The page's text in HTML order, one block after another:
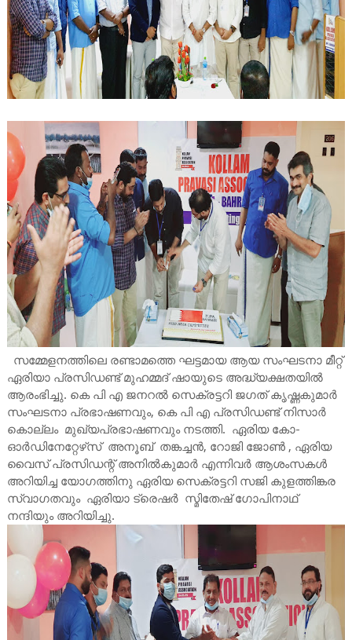
സമ്മേളനത്തിലെ രണ്ടാമത്തെ ഘട്ടമായ ആയ സംഘടനാ മീറ്റ്
ഏരിയാ പ്രസിഡണ്ട് മുഹമ്മദ് ഷായുടെ അദ്ധ്യക്ഷതയിൽ
ആരംഭിച്ചു. കെ പി എ ജനറൽ സെക്രട്ടറി ജഗത് കൃഷ്ണകുമാർ
സംഘടനാ പ്രഭാഷണവും, കെ പി എ പ്രസിഡണ്ട് നിസാർ
കൊല്ലം മുഖ്യപ്രഭാഷണവും നടത്തി. ഏരിയ കോ-
ഓർഡിനേറ്റേഴ്‌സ് അനൂബ് തങ്കച്ചൻ, റോജി ജോൺ , ഏരിയ
വൈസ് പ്രസിഡന്റ് അനിൽകുമാർ എന്നിവർ ആശംസകൾ
അറിയിച്ച യോഗത്തിനു ഏരിയ സെക്രട്ടറി സജി കുളത്തിങ്കര
സ്വാഗതവും ഏരിയാ ട്രെഷർ സ്മിതേഷ് ഗോപിനാഥ്
നന്ദിയും അറിയിച്ചു.